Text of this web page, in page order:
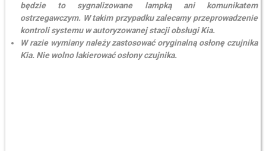
będzie to sygnalizowane lampką ani komunikatem
ostrzegawczym. W takim przypadku zalecamy przeprowadzenie
kontroli systemu w autoryzowanej stacji obsługi Kia.
W razie wymiany należy zastosować oryginalną osłonę czujnika
Kia. Nie wolno lakierować osłony czujnika.